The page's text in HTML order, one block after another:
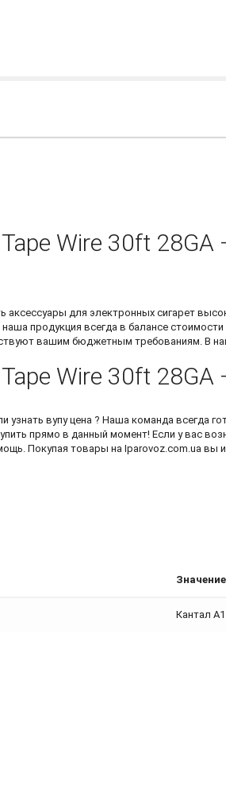
Wire 30ft
аксессуары для электронных сигарет
продукция всегда в балансе
вашим бюджетным требованиям. В
Wire 30ft
узнать вупу цена ? Наша команда всегда
прямо в данный момент! Если у вас
Покупая товары на Iparovoz.com.ua
Значение
Кантал А1